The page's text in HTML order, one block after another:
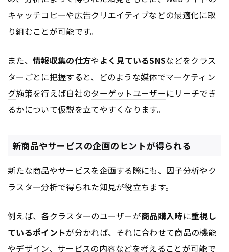
キャッチコピーや広告クリエイティブなどの最適化に取
り組むことが可能です。
また、 情報収集の仕方やよく見ているSNSなどをクラス
ターごとに把握すると、どのような媒体でマーケティン
グ施策を行えば自社のターゲットユーザーにリーチでき
るかについて仮説を立てやすくなります。
新商品やサービスの企画のヒントが得られる
新たな商品やサービスを企画する際にも、因子分析やク
ラスター分析で得られた知見が役立ちます。
例えば、各クラスターのユーザーが商品購入時に重視し
ているポイントが分かれば、それに合わせて商品の機能
やデザイン、サービスの内容などを考えることが可能で